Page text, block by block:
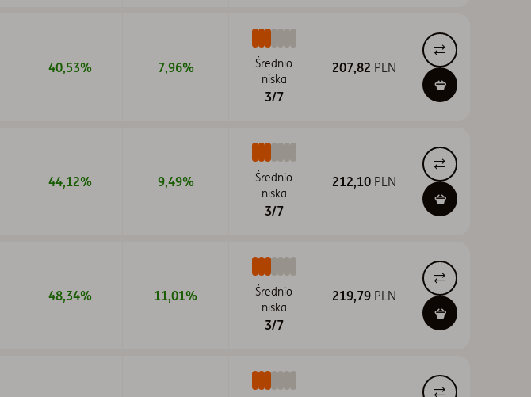
Zamknięty
F - Zbywane w ramach PPE i PPI
I - Zbywane w ramach IKE
P - Zbywane w ramach PSI
T - Zbywane w ramach PPE i PPI
U - Dla klientów instytucjonalnych
W - Zbywane w ramach PPE i PPI
36M
60M
YTD
40,53% 7,96%
Średnio
niska
3/7
207,82
44,12% 9,49%
Średnio
niska
3/7
212,10
48,34% 11,01%
Średnio
niska
3/7
219,79